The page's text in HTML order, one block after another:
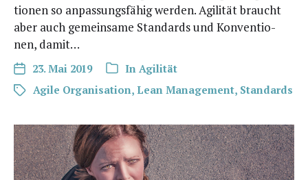
tio­nen so anpas­sungs­fä­hig wer­den. Agi­li­tät braucht
aber auch gemein­sa­me Stan­dards und Kon­ven­tio­
nen, damit…
23. Mai 2019 In Agilität
Agile Organisation, Lean Management, Standards